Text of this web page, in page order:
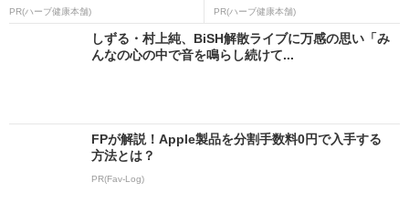
PR(ハーブ健康本舗) PR(ハーブ健康本舗)
しずる・村上純、BiSH解散ライブに万感の思い「み
んなの心の中で音を鳴らし続けて...
FPが解説！Apple製品を分割手数料0円で入手する
方法とは？
PR(Fav-Log)